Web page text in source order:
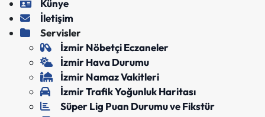
Künye
İletişim
Servisler
İzmir Nöbetçi Eczaneler
İzmir Hava Durumu
İzmir Namaz Vakitleri
İzmir Trafik Yoğunluk Haritası
Süper Lig Puan Durumu ve Fikstür